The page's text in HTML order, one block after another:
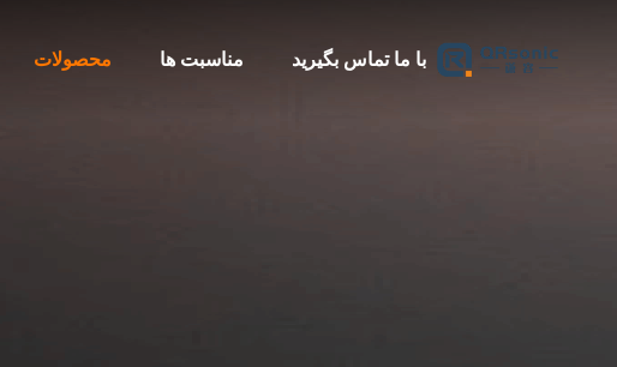
محصولات مناسبت ها با ما تماس بگیرید